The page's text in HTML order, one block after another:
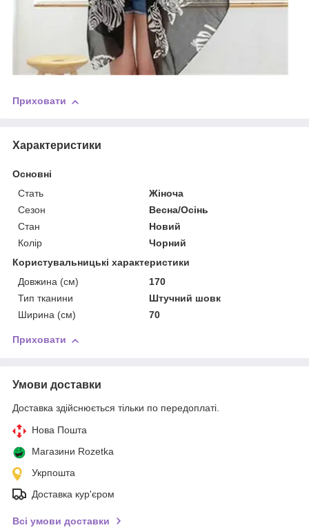
Приховати
Характеристики
Основні
Стать
Жіноча
Сезон
Весна/Осінь
Стан
Новий
Колір
Чорний
Користувальницькі характеристики
Довжина (см)
170
Тип тканини
Штучний шовк
Ширина (см)
70
Приховати
Умови доставки
Доставка здійснюється тільки по передоплаті.
Нова Пошта
Магазини Rozetka
Укрпошта
Доставка кур'єром
Всі умови доставки